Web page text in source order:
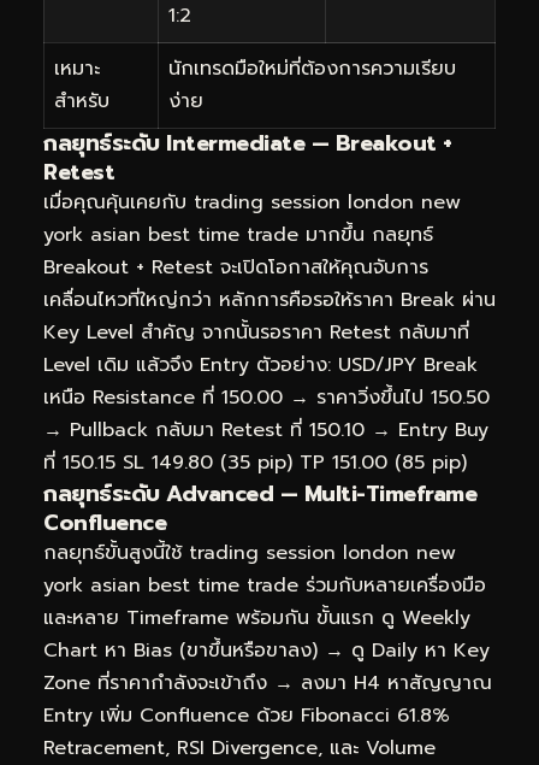
1:2
เหมาะ
สำหรับ
นักเทรดมือใหม่ที่ต้องการความเรียบ
ง่าย
กลยุทธ์ระดับ Intermediate — Breakout +
Retest
เมื่อคุณคุ้นเคยกับ trading session london new
york asian best time trade มากขึ้น กลยุทธ์
Breakout + Retest จะเปิดโอกาสให้คุณจับการ
เคลื่อนไหวที่ใหญ่กว่า หลักการคือรอให้ราคา Break ผ่าน
Key Level สำคัญ จากนั้นรอราคา Retest กลับมาที่
Level เดิม แล้วจึง Entry ตัวอย่าง: USD/JPY Break
เหนือ Resistance ที่ 150.00 → ราคาวิ่งขึ้นไป 150.50
→ Pullback กลับมา Retest ที่ 150.10 → Entry Buy
ที่ 150.15 SL 149.80 (35 pip) TP 151.00 (85 pip)
กลยุทธ์ระดับ Advanced — Multi-Timeframe
Confluence
กลยุทธ์ขั้นสูงนี้ใช้ trading session london new
york asian best time trade ร่วมกับหลายเครื่องมือ
และหลาย Timeframe พร้อมกัน ขั้นแรก ดู Weekly
Chart หา Bias (ขาขึ้นหรือขาลง) → ดู Daily หา Key
Zone ที่ราคากำลังจะเข้าถึง → ลงมา H4 หาสัญญาณ
Entry เพิ่ม Confluence ด้วย Fibonacci 61.8%
Retracement, RSI Divergence, และ Volume